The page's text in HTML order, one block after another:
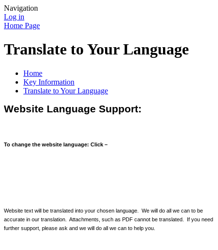
Navigation
Log in
Home Page
Translate to Your Language
Home
Key Information
Translate to Your Language
Website Language Support:
To change the website language: Click –
Website text will be translated into your chosen language. We will do all we can to be
accurate in our translation. Attachments, such as PDF cannot be translated. If you need
further support, please ask and we will do all we can to help you.